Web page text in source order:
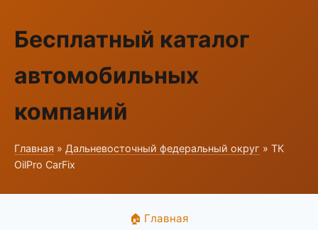
Бесплатный каталог
автомобильных
компаний
Главная » Дальневосточный федеральный округ » ТК
OilPro CarFix
🏠 Главная